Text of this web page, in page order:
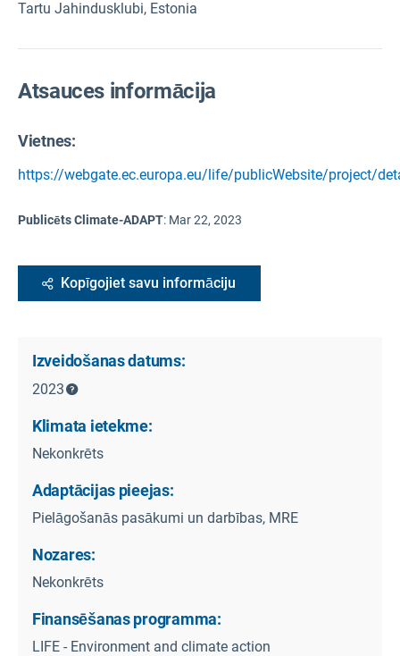
Tartu Jahindusklubi, Estonia
Atsauces informācija
Vietnes:
https://webgate.ec.europa.eu/life/publicWebsite/project/
Publicēts Climate-ADAPT: Mar 22, 2023
Kopīgojiet savu informāciju
Izveidošanas datums:
2023
Klimata ietekme:
Nekonkrēts
Adaptācijas pieejas:
Pielāgošanās pasākumi un darbības, MRE
Nozares:
Nekonkrēts
Finansēšanas programma:
LIFE - Environment and climate action